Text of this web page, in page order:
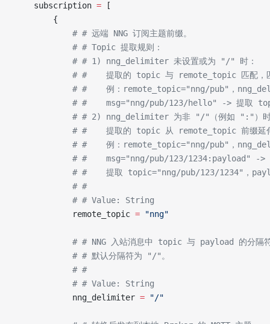
    subscription
= [
        {
            # # 远端 NNG 订阅主题前缀。
            # # Topic 提取规则：
            # # 1) nng_delimiter 未设置或为 "/" 时：
# #    提取的 topic 与 remote_topic 匹配，
# #    例：remote_topic="nng/pub"，
# #    msg="nng/pub/123/hello" -> 提取
# # 2) nng_delimiter 为非 "/"（例如 ":"）
# #    提取的 topic 从 remote_topic 前缀延
# #    例：remote_topic="nng/pub"，
            # #    msg="nng/pub/123/1234:payload" ->
# #    提取 topic="nng/pub/123/1234"，
            # #
            # # Value: String
            remote_topic
= "nng"
# # NNG 入站消息中 topic 与 payload 的分隔
            # # 默认分隔符为 "/"。
            # #
            # # Value: String
            nng_delimiter
= "/"